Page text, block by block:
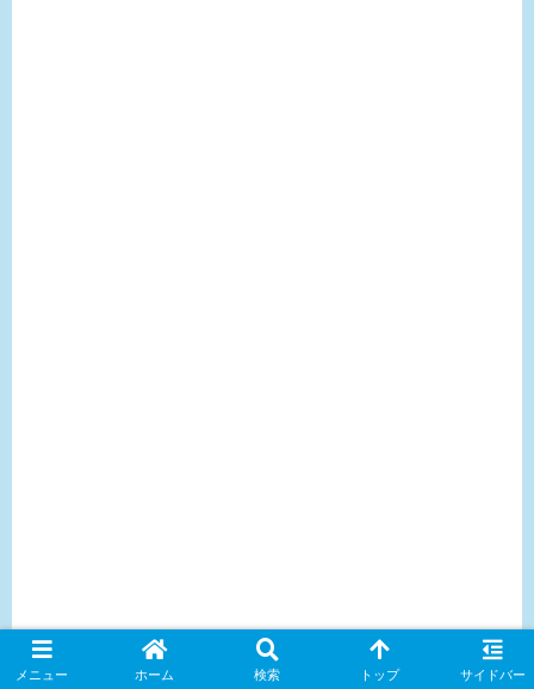
メニュー ホーム 検索 トップ サイドバー